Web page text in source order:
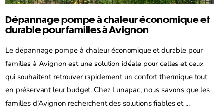
Dépannage pompe à chaleur économique et
durable pour familles à Avignon
Le dépannage pompe à chaleur économique et durable pour
familles à Avignon est une solution idéale pour celles et ceux
qui souhaitent retrouver rapidement un confort thermique tout
en préservant leur budget. Chez Lunapac, nous savons que les
familles d’Avignon recherchent des solutions fiables et ...